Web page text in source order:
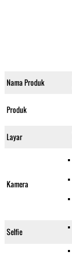
Nama Produk
Produk
Layar
Kamera
Selfie